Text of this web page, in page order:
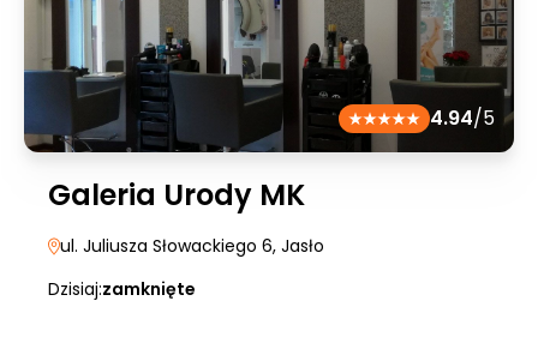
4.94/5
Galeria Urody MK
ul. Juliusza Słowackiego 6, Jasło
Dzisiaj:zamknięte